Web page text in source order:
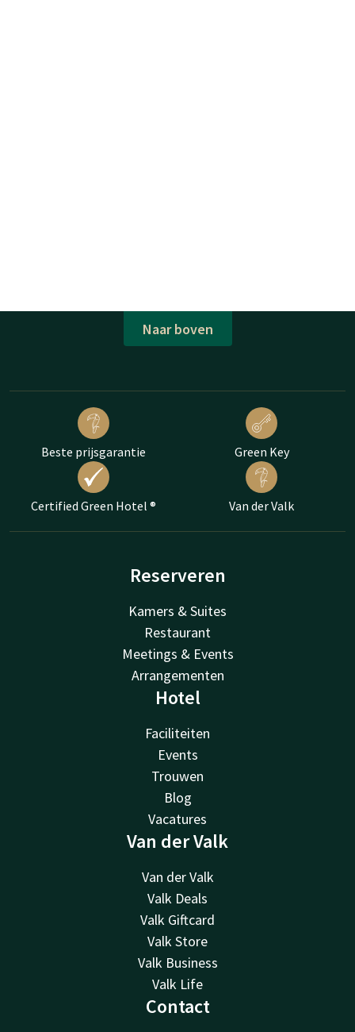
Naar boven
Beste prijsgarantie Green Key
Certified Green Hotel ® Van der Valk
Reserveren
Kamers & Suites
Restaurant
Meetings & Events
Arrangementen
Hotel
Faciliteiten
Events
Trouwen
Blog
Vacatures
Van der Valk
Van der Valk
Valk Deals
Valk Giftcard
Valk Store
Valk Business
Valk Life
Contact